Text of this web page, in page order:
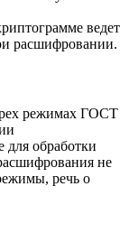
ведет
расшифровании.
режимах ГОСТ
для обработки
не
речь о